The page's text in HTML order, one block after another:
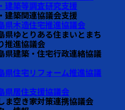
建築等調査研究支援
建築関連協議会支援
県木造住宅推進協議会
県ゆとりある住まいとまち
推進協議会
県建築・住宅行政連絡協議
県住宅リフォーム推進協議
県居住支援協議会
ま空き家対策連携協議会